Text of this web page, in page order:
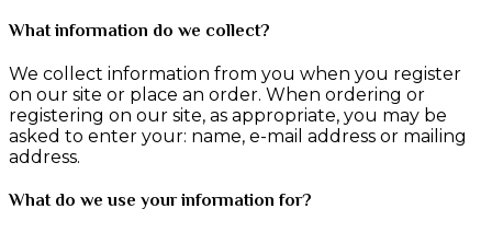
What information do we collect?
We collect information from you when you register
on our site or place an order. When ordering or
registering on our site, as appropriate, you may be
asked to enter your: name, e-mail address or mailing
address.
What do we use your information for?